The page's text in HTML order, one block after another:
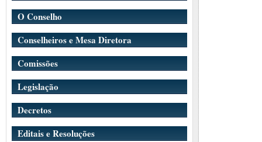
O Conselho
Conselheiros e Mesa Diretora
Comissões
Legislação
Decretos
Editais e Resoluções